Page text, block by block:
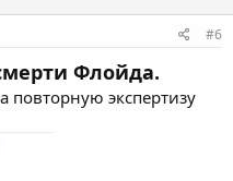
#6
Флойда.
повторную экспертизу